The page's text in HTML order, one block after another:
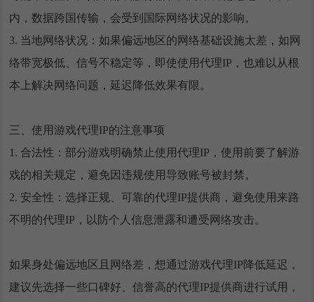
内，数据跨国传输，会受到国际网络状况的影响。
3. 当地网络状况：如果偏远地区的网络基础设施太差，如网
络带宽极低、信号不稳定等，即使使用代理IP，也难以从根
本上解决网络问题，延迟降低效果有限。
三、使用游戏代理IP的注意事项
1. 合法性：部分游戏明确禁止使用代理IP，使用前要了解游
戏的相关规定，避免因违规使用导致账号被封禁。
2. 安全性：选择正规、可靠的代理IP提供商，避免使用来路
不明的代理IP，以防个人信息泄露和遭受网络攻击。
如果身处偏远地区且网络差，想通过游戏代理IP降低延迟，
建议先选择一些口碑好、信誉高的代理IP提供商进行试用，